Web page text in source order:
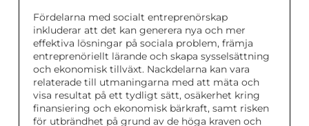
Fördelarna med socialt entreprenörskap
inkluderar att det kan generera nya och mer
effektiva lösningar på sociala problem, främja
entreprenöriellt lärande och skapa sysselsättning
och ekonomisk tillväxt. Nackdelarna kan vara
relaterade till utmaningarna med att mäta och
visa resultat på ett tydligt sätt, osäkerhet kring
finansiering och ekonomisk bärkraft, samt risken
för utbrändhet på grund av de höga kraven och